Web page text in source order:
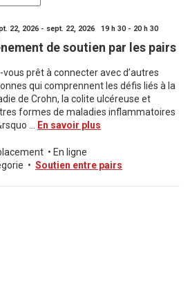
22, 2026 - sept. 22, 2026 19 h 30 - 20 h 30
de soutien par les pairs
vous prêt à connecter avec d’autres
qui comprennent les défis liés à la
de Crohn, la colite ulcéreuse et
formes de maladies inflammatoires
...
En savoir plus
• En ligne
• Soutien entre pairs